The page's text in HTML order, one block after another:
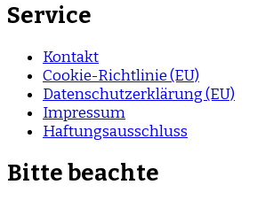
Service
Kontakt
Cookie-Richtlinie (EU)
Datenschutzerklärung (EU)
Impressum
Haftungsausschluss
Bitte beachte